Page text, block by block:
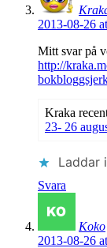
2013-08-26
Mitt svar på
http://
Kraka
23- 26
Laddar
Svara
Koko
2013-08-26